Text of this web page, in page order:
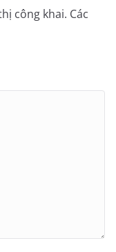
công khai. Các